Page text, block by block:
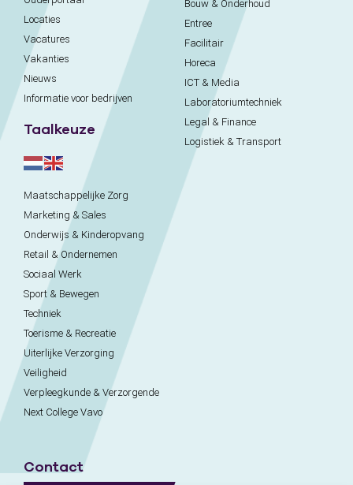
Locaties
Vacatures
Vakanties
Nieuws
Informatie voor bedrijven
Taalkeuze
Bouw & Onderhoud
Entree
Facilitair
Horeca
ICT & Media
Laboratoriumtechniek
Legal & Finance
Logistiek & Transport
Maatschappelijke Zorg
Marketing & Sales
Onderwijs & Kinderopvang
Retail & Ondernemen
Sociaal Werk
Sport & Bewegen
Techniek
Toerisme & Recreatie
Uiterlijke Verzorging
Veiligheid
Verpleegkunde & Verzorgende
Next College Vavo
Contact